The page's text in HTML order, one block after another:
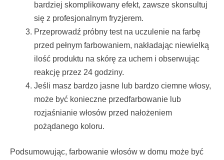
bardziej skomplikowany efekt, zawsze skonsultuj
się z profesjonalnym fryzjerem.
Przeprowadź próbny test na uczulenie na farbę
przed pełnym farbowaniem, nakładając niewielką
ilość produktu na skórę za uchem i obserwując
reakcję przez 24 godziny.
Jeśli masz bardzo jasne lub bardzo ciemne włosy,
może być konieczne przedfarbowanie lub
rozjaśnianie włosów przed nałożeniem
pożądanego koloru.
Podsumowując, farbowanie włosów w domu może być